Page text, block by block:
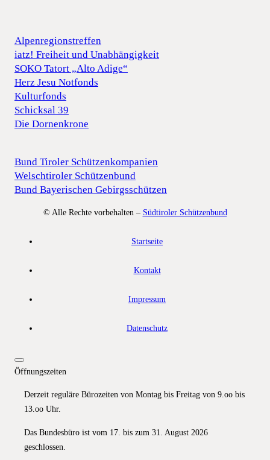
Alpenregionstreffen
iatz! Freiheit und Unabhängigkeit
SOKO Tatort „Alto Adige“
Herz Jesu Notfonds
Kulturfonds
Schicksal 39
Die Dornenkrone
Bund Tiroler Schützenkompanien
Welschtiroler Schützenbund
Bund Bayerischen Gebirgsschützen
© Alle Rechte vorbehalten – Südtiroler Schützenbund
Startseite
Kontakt
Impressum
Datenschutz
Öffnungszeiten
Derzeit reguläre Bürozeiten von Montag bis Freitag von 9.oo bis
13.oo Uhr.
Das Bundesbüro ist vom 17. bis zum 31. August 2026
geschlossen.